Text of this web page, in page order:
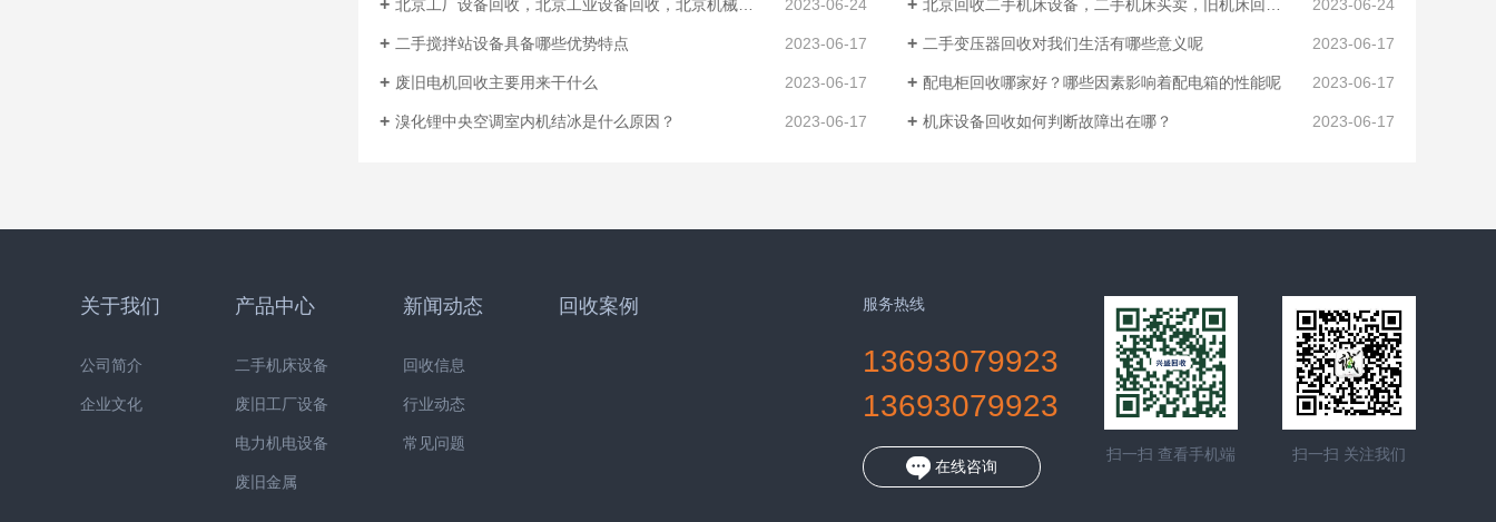
北京工厂设备回收，北京工业设备回收，北京机械设备回收 2023-06-24 北京回收二手机床设备，二手机床买卖，旧机床回收商家 2023-06-24
二手搅拌站设备具备哪些优势特点 2023-06-17 二手变压器回收对我们生活有哪些意义呢 2023-06-17
废旧电机回收主要用来干什么 2023-06-17 配电柜回收哪家好？哪些因素影响着配电箱的性能呢 2023-06-17
溴化锂中央空调室内机结冰是什么原因？ 2023-06-17 机床设备回收如何判断故障出在哪？ 2023-06-17
关于我们
公司简介
企业文化
产品中心
二手机床设备
废旧工厂设备
电力机电设备
废旧金属
新闻动态
回收信息
行业动态
常见问题
回收案例
扫一扫 关注我们
扫一扫 查看手机端
服务热线
13693079923
13693079923
在线咨询